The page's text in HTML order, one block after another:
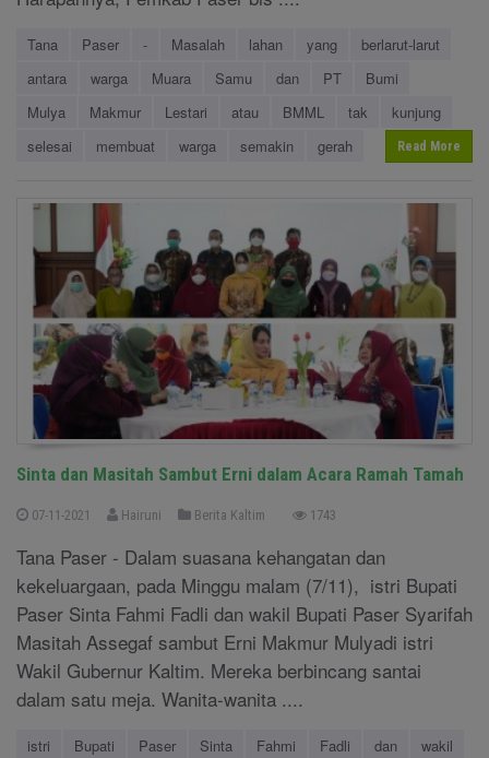
Tana Paser - Masalah lahan yang
berlarut-larut
antara
warga Muara Samu dan PT
Bumi
Mulya
Makmur Lestari atau BMML tak
kunjung
selesai
membuat warga semakin gerah Read More
Sinta dan Masitah Sambut Erni dalam Acara Ramah Tamah
07-11-2021 Hairuni Berita Kaltim 1743
Tana Paser - Dalam suasana kehangatan dan
kekeluargaan, pada Minggu malam (7/11), istri Bupati
Paser Sinta Fahmi Fadli dan wakil Bupati Paser Syarifah
Masitah Assegaf sambut Erni Makmur Mulyadi istri
Wakil Gubernur Kaltim. Mereka berbincang santai
dalam satu meja. Wanita-wanita ....
istri Bupati Paser Sinta Fahmi Fadli dan
wakil